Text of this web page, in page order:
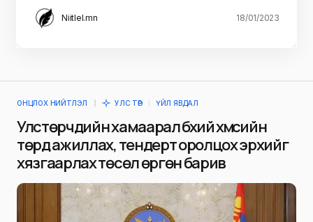
Niitlel.mn 18/01/2023
ОНЦЛОХ НИЙТЛЭЛ УЛС ТӨР ҮЙЛ ЯВДАЛ
Улстөрчдийн хамаарал бүхий хүмүүсийн
төрд ажиллах, тендерт оролцох эрхийг
хязгаарлах төсөл өргөн барив